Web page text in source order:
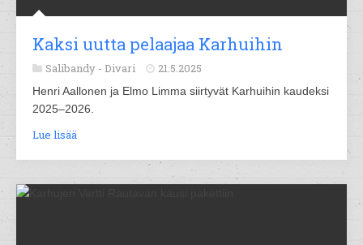
Kaksi uutta pelaajaa Karhuihin
Salibandy - Divari 21.5.2025
Henri Aallonen ja Elmo Limma siirtyvät Karhuihin kaudeksi
2025–2026.
Lue lisää